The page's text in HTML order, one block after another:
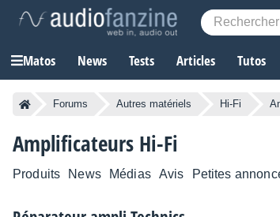
Matos News Tests Articles Tutos
Forums Autres matériels Hi-Fi
Amplificateurs Hi-Fi
Produits News Médias Avis Petites